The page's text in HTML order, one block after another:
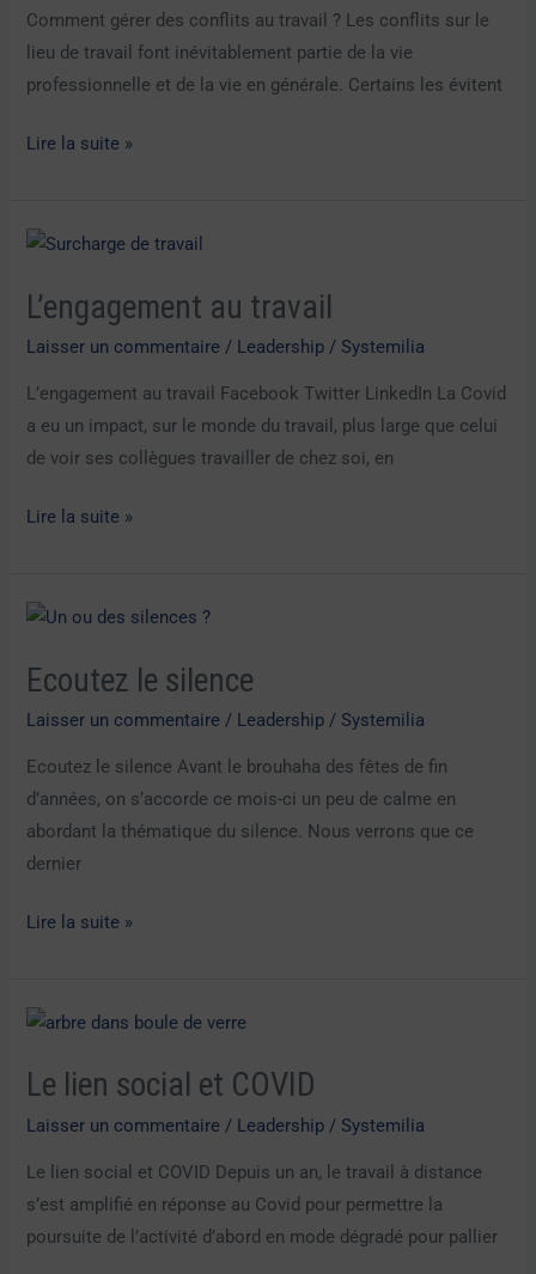
Comment gérer des conflits au travail ? Les conflits sur le
lieu de travail font inévitablement partie de la vie
professionnelle et de la vie en générale. Certains les évitent
?
Lire la suite »
L’engagement au travail
Laisser un commentaire / Leadership / Systemilia
L’engagement au travail Facebook Twitter LinkedIn La Covid
a eu un impact, sur le monde du travail, plus large que celui
de voir ses collègues travailler de chez soi, en
L’engagement
travail
Lire la suite »
Ecoutez le silence
Laisser un commentaire / Leadership / Systemilia
Ecoutez le silence Avant le brouhaha des fêtes de fin
d’années, on s’accorde ce mois-ci un peu de calme en
abordant la thématique du silence. Nous verrons que ce
dernier
Ecoutez
silence
Lire la suite »
Le lien social et COVID
Laisser un commentaire / Leadership / Systemilia
Le lien social et COVID Depuis un an, le travail à distance
s’est amplifié en réponse au Covid pour permettre la
poursuite de l’activité d’abord en mode dégradé pour pallier
Le
social
et